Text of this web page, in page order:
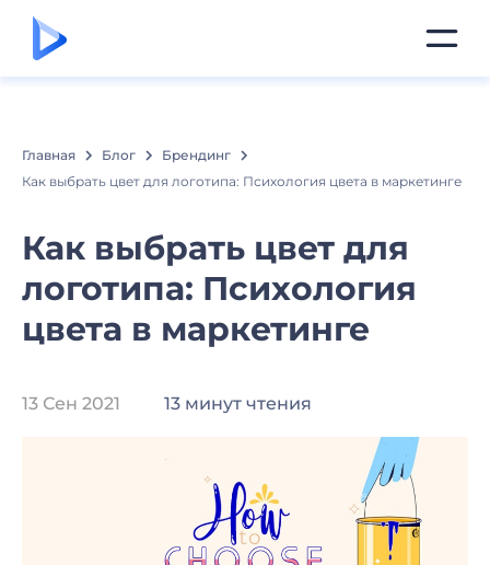
Главная Блог
Брендинг
Как выбрать цвет для логотипа: Психология цвета в маркетинге
Как выбрать цвет для
логотипа: Психология
цвета в маркетинге
13 Сен 2021 13 минут чтения